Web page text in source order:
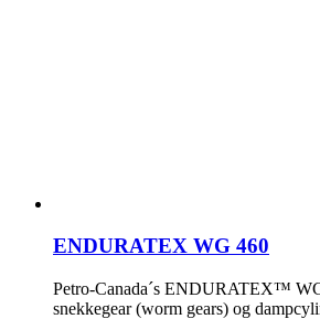
ENDURATEX WG 460
Petro-Canada´s ENDURATEX™
snekkegear (worm gears) og